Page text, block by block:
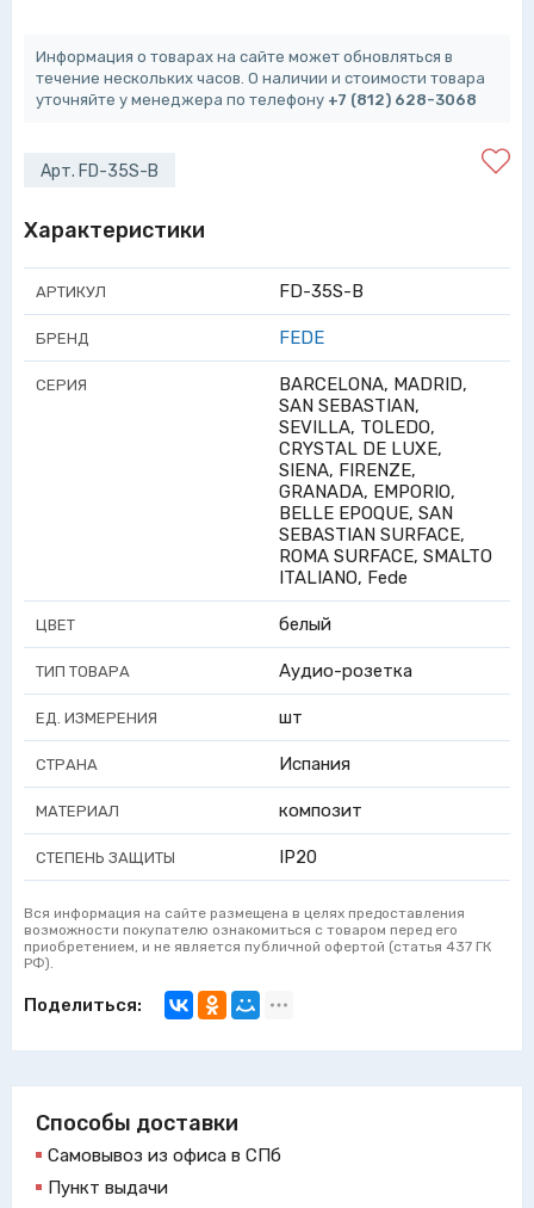
Информация о товарах на сайте может обновляться в
течение нескольких часов. О наличии и стоимости товара
уточняйте у менеджера по телефону +7 (812) 628-3068
Арт. FD-35S-B
Характеристики
АРТИКУЛ FD-35S-B
БРЕНД FEDE
СЕРИЯ
BARCELONA, MADRID,
SAN SEBASTIAN,
SEVILLA, TOLEDO,
CRYSTAL DE LUXE,
SIENA, FIRENZE,
GRANADA, EMPORIO,
BELLE EPOQUE, SAN
SEBASTIAN SURFACE,
ROMA SURFACE, SMALTO
ITALIANO, Fede
ЦВЕТ белый
ТИП ТОВАРА Аудио-розетка
ЕД. ИЗМЕРЕНИЯ шт
СТРАНА Испания
МАТЕРИАЛ композит
СТЕПЕНЬ ЗАЩИТЫ IP20
Вся информация на сайте размещена в целях предоставления
возможности покупателю ознакомиться с товаром перед его
приобретением, и не является публичной офертой (статья 437 ГК
РФ).
Поделиться:
Способы доставки
Самовывоз из офиса в СПб
Пункт выдачи